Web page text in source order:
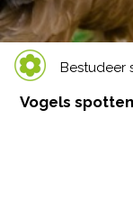
Bestudeer
Vogels spotten